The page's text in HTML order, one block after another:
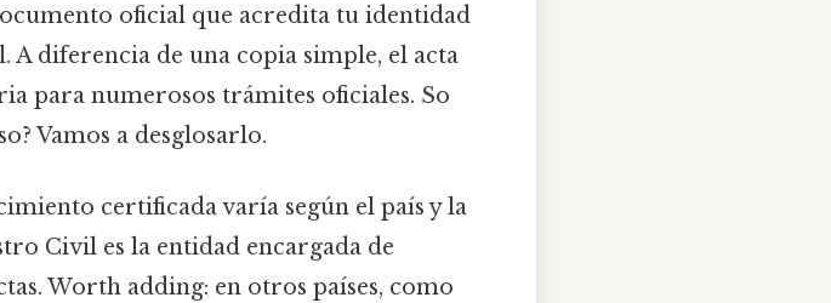
oficial que acredita tu identidad
diferencia de una copia simple, el acta
para numerosos trámites oficiales. So
Vamos a desglosarlo.
certificada varía según el país y la
Civil es la entidad encargada de
Worth adding: en otros países, como